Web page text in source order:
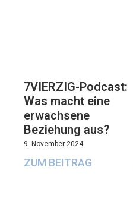
7VIERZIG-Podcast:
Was macht eine
erwachsene
Beziehung aus?
9. November 2024
ZUM BEITRAG